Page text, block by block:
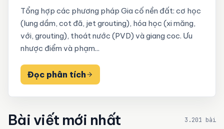
Tổng hợp các phương pháp Gia cố nền đất: cơ học
(lung dầm, cot đã, jet grouting), hóa học (xi măng,
với, grouting), thoát nước (PVD) và giang coc. Ưu
nhược điểm và phạm...
Đọc phân tích
Bài viết mới nhất 3.201 bài